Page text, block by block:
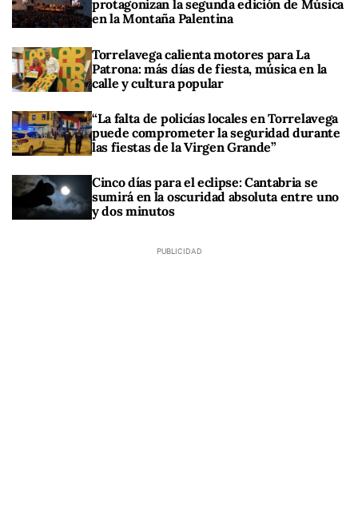
protagonizan la segunda edición de Música
en la Montaña Palentina
Torrelavega calienta motores para La
Patrona: más días de fiesta, música en la
calle y cultura popular
“La falta de policías locales en Torrelavega
puede comprometer la seguridad durante
las fiestas de la Virgen Grande”
Cinco días para el eclipse: Cantabria se
sumirá en la oscuridad absoluta entre uno
y dos minutos